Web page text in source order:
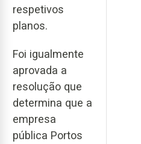
respetivos
planos.
Foi igualmente
aprovada a
resolução que
determina que a
empresa
pública Portos